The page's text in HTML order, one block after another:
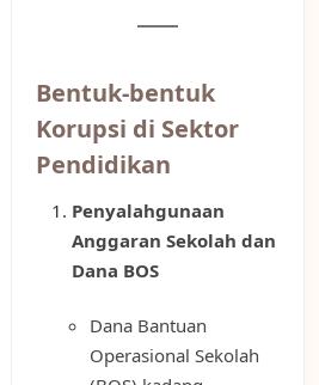
Bentuk-bentuk
Korupsi di Sektor
Pendidikan
Penyalahgunaan
Anggaran Sekolah dan
Dana BOS
Dana Bantuan
Operasional Sekolah